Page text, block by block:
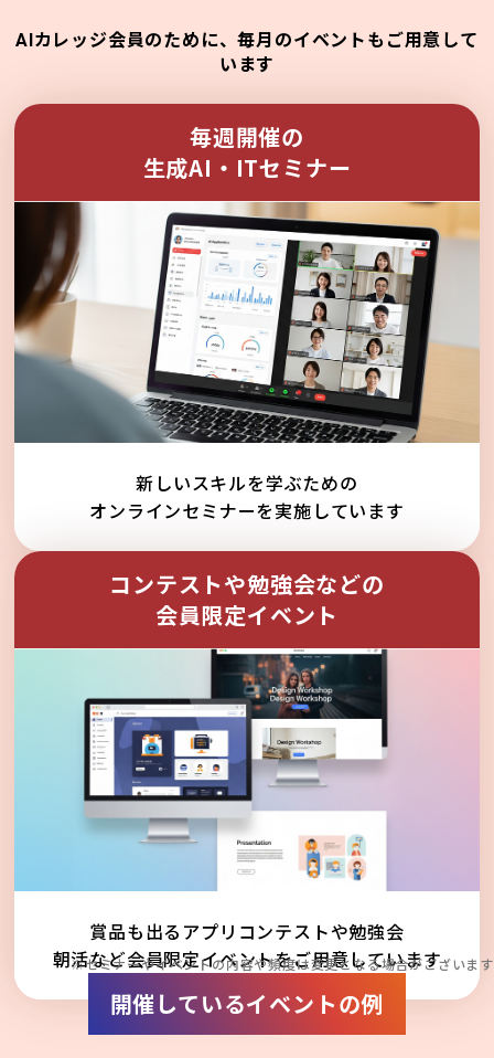
AIカレッジ会員のために、毎月のイベントもご用意して
います
毎週開催の
生成AI・ITセミナー
新しいスキルを学ぶための
オンラインセミナーを実施しています
コンテストや勉強会などの
会員限定イベント
賞品も出るアプリコンテストや勉強会
朝活など会員限定イベントをご用意しています
※セミナーやイベントの内容や頻度は変更となる場合がございます
開催しているイベントの例